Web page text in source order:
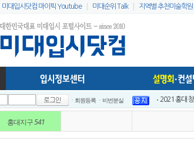
미대입시닷컴 마이픽 Youtube | 미대순위 Talk | 지역별 추천미술학원
ㆍ회원등록 ㆍ비번분실
이지링팔레
2021 홍대앞
2021 전국입
홍대지구541